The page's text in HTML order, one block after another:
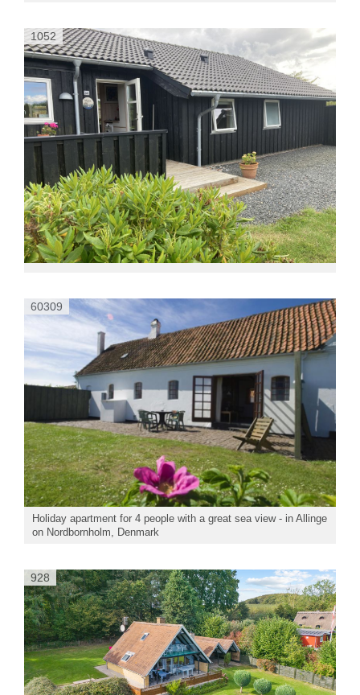
1052
60309
Holiday apartment for 4 people with a great sea view - in Allinge
on Nordbornholm, Denmark
928